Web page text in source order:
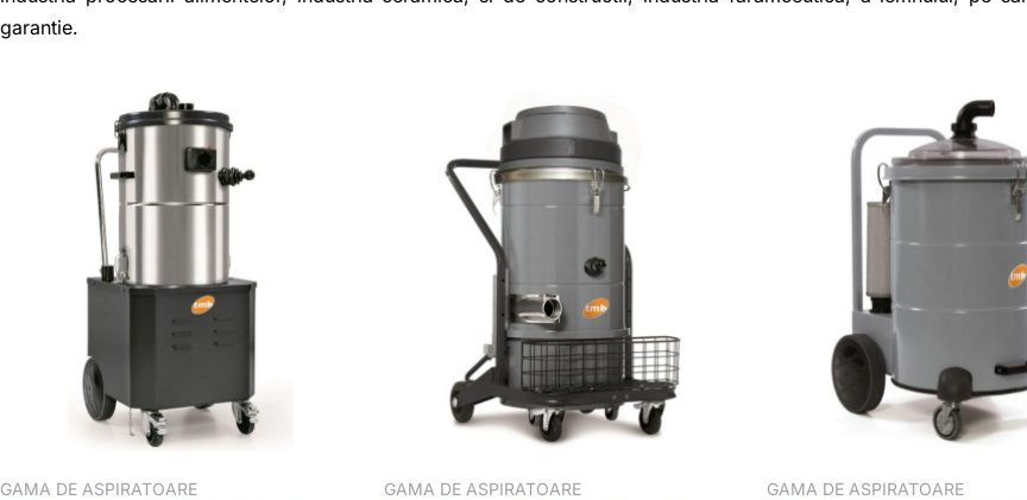
garantie.
GAMA DE ASPIRATOARE GAMA DE ASPIRATOARE GAMA DE ASPIRATOARE